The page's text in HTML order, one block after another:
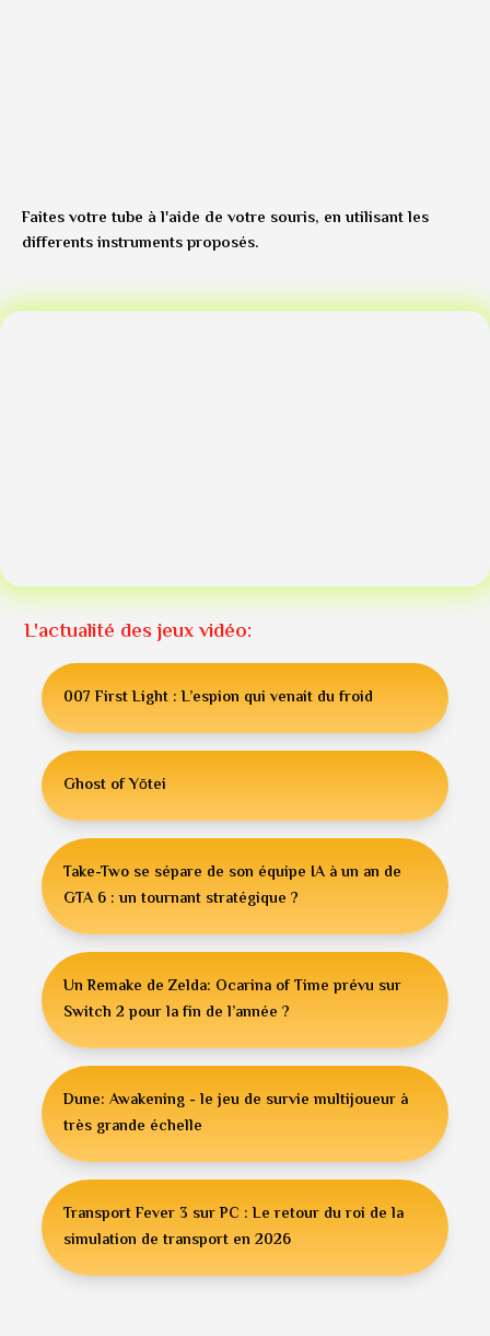
Faites votre tube à l'aide de votre souris, en utilisant les
differents instruments proposés.
L'actualité des jeux vidéo:
007 First Light : L’espion qui venait du froid
Ghost of Yōtei
Take-Two se sépare de son équipe IA à un an de
GTA 6 : un tournant stratégique ?
Un Remake de Zelda: Ocarina of Time prévu sur
Switch 2 pour la fin de l’année ?
Dune: Awakening - le jeu de survie multijoueur à
très grande échelle
Transport Fever 3 sur PC : Le retour du roi de la
simulation de transport en 2026